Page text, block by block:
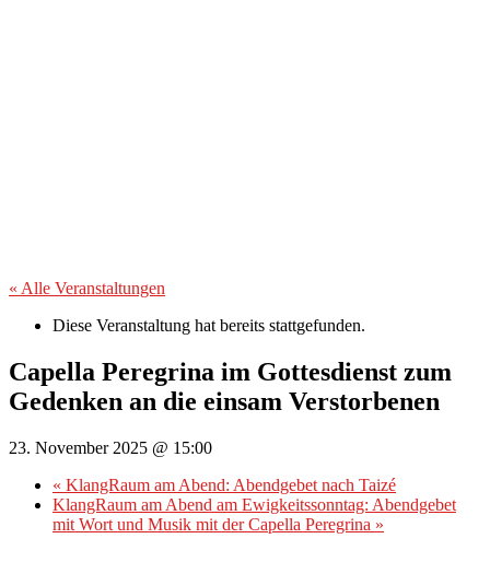
« Alle Veranstaltungen
Diese Veranstaltung hat bereits stattgefunden.
Capella Peregrina im Gottesdienst zum
Gedenken an die einsam Verstorbenen
23. November 2025 @ 15:00
« KlangRaum am Abend: Abendgebet nach Taizé
KlangRaum am Abend am Ewigkeitssonntag: Abendgebet
mit Wort und Musik mit der Capella Peregrina »